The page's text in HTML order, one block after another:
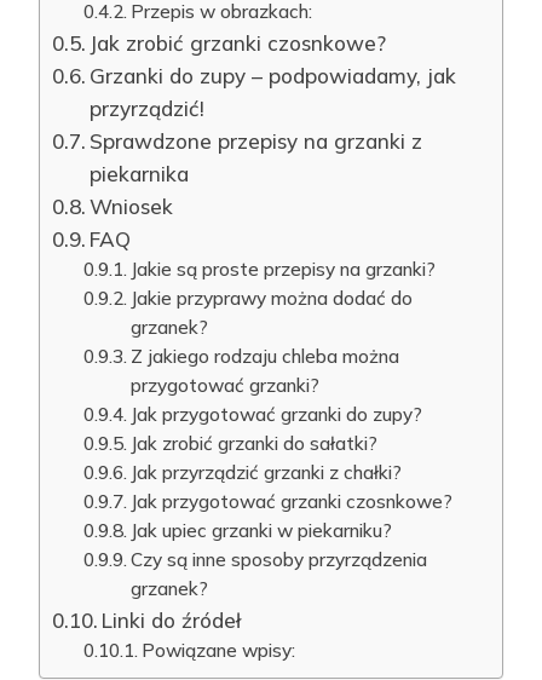
Przepis w obrazkach:
Jak zrobić grzanki czosnkowe?
Grzanki do zupy – podpowiadamy, jak
przyrządzić!
Sprawdzone przepisy na grzanki z
piekarnika
Wniosek
FAQ
Jakie są proste przepisy na grzanki?
Jakie przyprawy można dodać do
grzanek?
Z jakiego rodzaju chleba można
przygotować grzanki?
Jak przygotować grzanki do zupy?
Jak zrobić grzanki do sałatki?
Jak przyrządzić grzanki z chałki?
Jak przygotować grzanki czosnkowe?
Jak upiec grzanki w piekarniku?
Czy są inne sposoby przyrządzenia
grzanek?
Linki do źródeł
Powiązane wpisy: